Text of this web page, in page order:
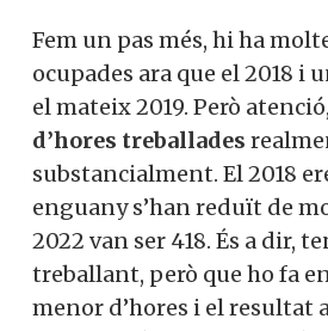
Fem un pas més, hi ha
ocupades ara que el 2018 i
el mateix 2019. Però
d’hores treballades
substancialment. El 2018
enguany s’han reduït de
2022 van ser 418. És a dir,
treballant, però que ho fa
menor d’hores i el resultat